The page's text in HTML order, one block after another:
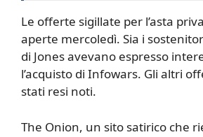
Le offerte sigillate per l’asta
aperte mercoledì. Sia i
di Jones avevano espresso
l’acquisto di Infowars. Gli altri
stati resi noti.
The Onion, un sito satirico che